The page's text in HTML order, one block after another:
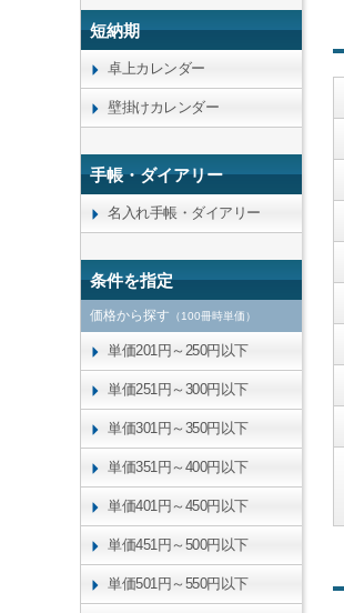
短納期
卓上カレンダー
壁掛けカレンダー
手帳・ダイアリー
名入れ手帳・ダイアリー
条件を指定
価格から探す （100冊時単価）
単価201円～250円以下
単価251円～300円以下
単価301円～350円以下
単価351円～400円以下
単価401円～450円以下
単価451円～500円以下
単価501円～550円以下